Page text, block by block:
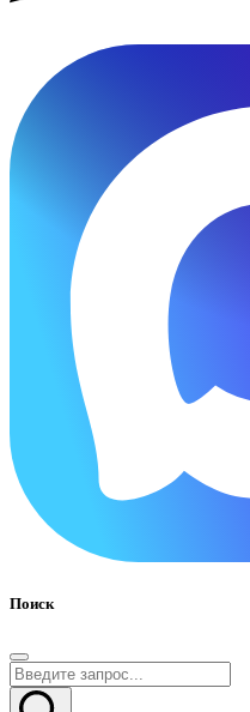
Поиск